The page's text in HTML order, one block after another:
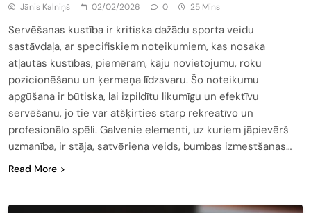
Jānis Kalniņš 02/02/2026 0 25 Mins
Servēšanas kustība ir kritiska dažādu sporta veidu
sastāvdaļa, ar specifiskiem noteikumiem, kas nosaka
atļautās kustības, piemēram, kāju novietojumu, roku
pozicionēšanu un ķermeņa līdzsvaru. Šo noteikumu
apgūšana ir būtiska, lai izpildītu likumīgu un efektīvu
servēšanu, jo tie var atšķirties starp rekreatīvo un
profesionālo spēli. Galvenie elementi, uz kuriem jāpievērš
uzmanība, ir stāja, satvēriena veids, bumbas izmestšanas…
Read More